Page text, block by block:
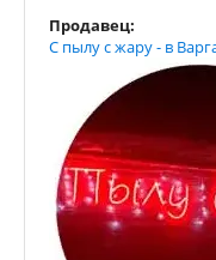
Продавец:
С пылу с жару - в